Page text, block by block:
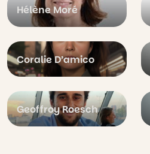
Hélène Moré
Coralie D’amico
Geoffroy Roesch